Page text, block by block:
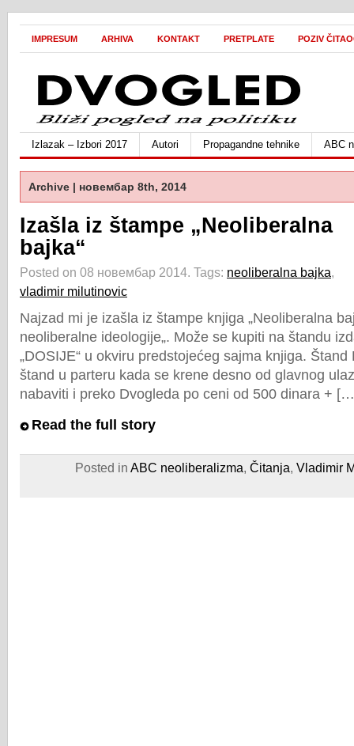
IMPRESUM ARHIVA KONTAKT PRETPLATE POZIV
Izlazak – Izbori 2017 Autori Propagandne tehnike ABC
Archive | новембар 8th, 2014
Izašla iz štampe „Neoliberalna
bajka“
Posted on 08 новембар 2014. Tags: neoliberalna bajka,
vladimir milutinovic
Najzad mi je izašla iz štampe knjiga „Neoliberalna
neoliberalne ideologije„. Može se kupiti na štandu
„DOSIJE“ u okviru predstojećeg sajma knjiga.
štand u parteru kada se krene desno od glavnog
nabaviti i preko Dvogleda po ceni od 500 dinara +
Read the full story
Posted in ABC neoliberalizma, Čitanja, Vladimir